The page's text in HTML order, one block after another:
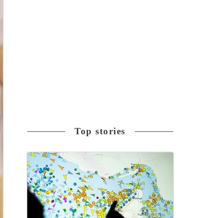
Top stories